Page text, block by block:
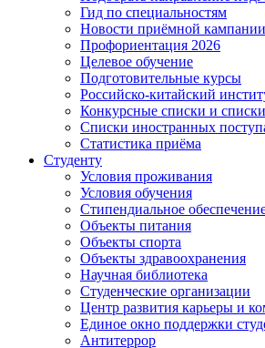
Гид по специальностям
Новости приёмной кампании
Профориентация 2026
Целевое обучение
Подготовительные курсы
Российско-китайский
Конкурсные списки и
Списки иностранных
Статистика приёма
Студенту
Условия проживания
Условия обучения
Стипендиальное
Объекты питания
Объекты спорта
Объекты здравоохранения
Научная библиотека
Студенческие организации
Центр развития карьеры и
Единое окно поддержки
Антитеррор